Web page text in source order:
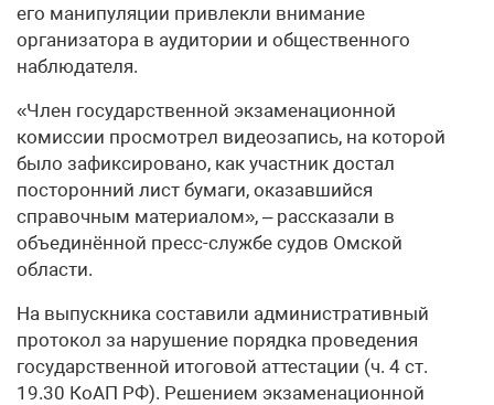
его манипуляции привлекли внимание
организатора в аудитории и общественного
наблюдателя.
«Член государственной экзаменационной
комиссии просмотрел видеозапись, на которой
было зафиксировано, как участник достал
посторонний лист бумаги, оказавшийся
справочным материалом», – рассказали в
объединённой пресс-службе судов Омской
области.
На выпускника составили административный
протокол за нарушение порядка проведения
государственной итоговой аттестации (ч. 4 ст.
19.30 КоАП РФ). Решением экзаменационной